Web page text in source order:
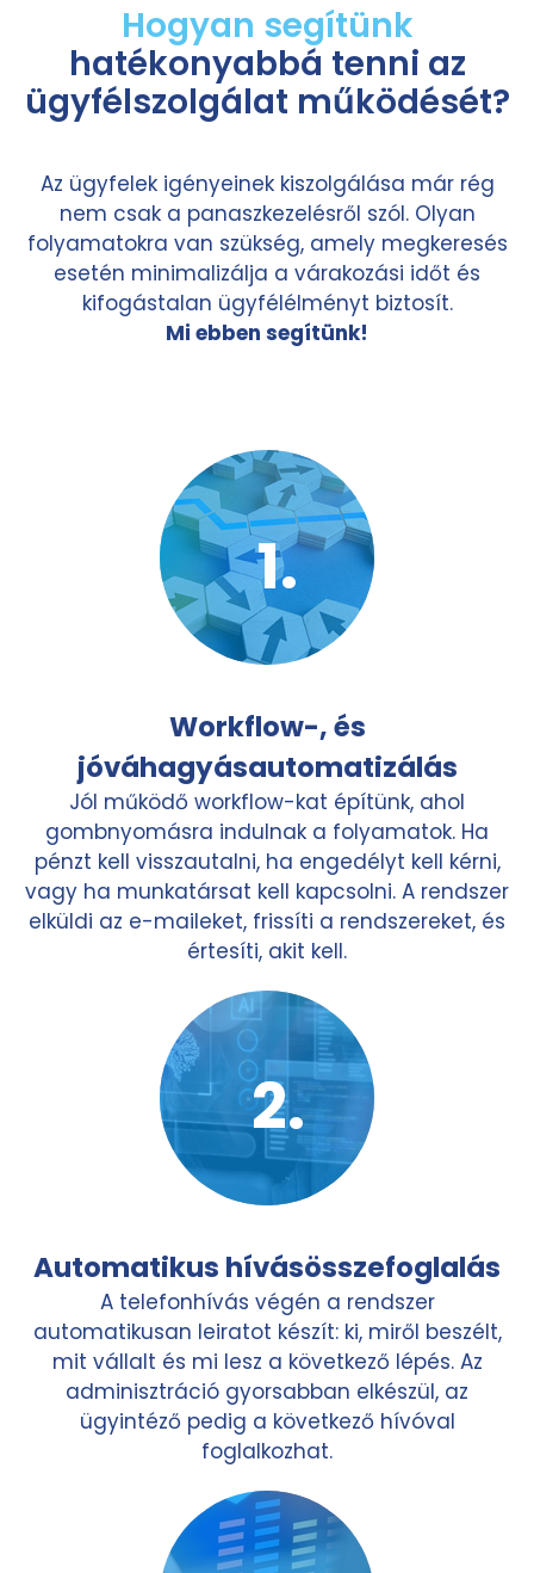
Hogyan segítünk
hatékonyabbá tenni az
ügyfélszolgálat működését?
Az ügyfelek igényeinek kiszolgálása már rég
nem csak a panaszkezelésről szól. Olyan
folyamatokra van szükség, amely megkeresés
esetén minimalizálja a várakozási időt és
kifogástalan ügyfélélményt biztosít.
Mi ebben segítünk!
Workflow-, és
jóváhagyásautomatizálás
Jól működő workflow-kat építünk, ahol
gombnyomásra indulnak a folyamatok. Ha
pénzt kell visszautalni, ha engedélyt kell kérni,
vagy ha munkatársat kell kapcsolni. A rendszer
elküldi az e-maileket, frissíti a rendszereket, és
értesíti, akit kell.
Automatikus hívásösszefoglalás
A telefonhívás végén a rendszer
automatikusan leiratot készít: ki, miről beszélt,
mit vállalt és mi lesz a következő lépés. Az
adminisztráció gyorsabban elkészül, az
ügyintéző pedig a következő hívóval
foglalkozhat.